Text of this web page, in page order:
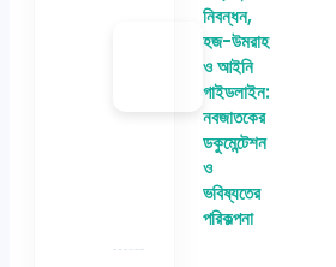
নিবন্ধন,
হজ-উমরাহ
ও আইনি
গাইডলাইন:
নবজাতকের
ডকুমেন্টেশন
ও
ভবিষ্যতের
পরিকল্পনা